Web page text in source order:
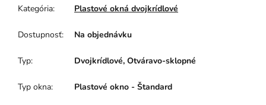
Kategória: Plastové okná dvojkrídlové
Dostupnosť: Na objednávku
Typ: Dvojkrídlové, Otváravo-sklopné
Typ okna: Plastové okno - Štandard